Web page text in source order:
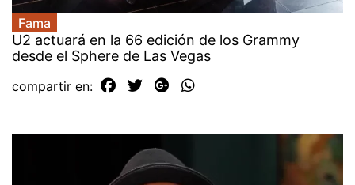
Fama
U2 actuará en la 66 edición de los Grammy
desde el Sphere de Las Vegas
compartir en: